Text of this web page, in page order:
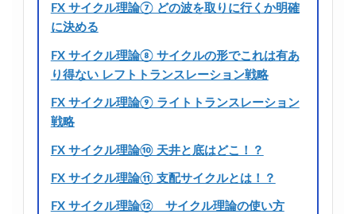
FX サイクル理論⑦ どの波を取りに行くか明確
に決める
FX サイクル理論⑧ サイクルの形でこれは有あ
り得ない レフトトランスレーション戦略
FX サイクル理論⑨ ライトトランスレーション
戦略
FX サイクル理論⑩ 天井と底はどこ！？
FX サイクル理論⑪ 支配サイクルとは！？
FX サイクル理論⑫ サイクル理論の使い方